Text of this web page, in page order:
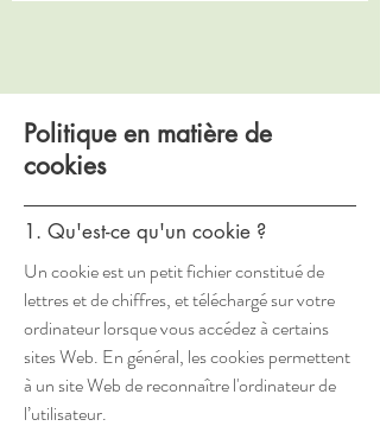
Politique en matière de
cookies
1. Qu'est-ce qu'un cookie ?
Un cookie est un petit fichier constitué de
lettres et de chiffres, et téléchargé sur votre
ordinateur lorsque vous accédez à certains
sites Web. En général, les cookies permettent
à un site Web de reconnaître l'ordinateur de
l’utilisateur.